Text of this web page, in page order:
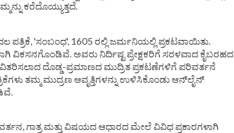
ಕರೆದೊಯ್ಯುತ್ತದೆ.
ಪತ್ರಿಕೆ, 'ಸಂಬಂಧ', 1605 ರಲ್ಲಿ ಜರ್ಮನಿಯಲ್ಲಿ ಪ್ರಕಟವಾಯಿತು.
ವಿಕಸನಗೊಂಡಿವೆ. ಅವರು ನಿರ್ದಿಷ್ಟ ಪ್ರೇಕ್ಷಕರಿಗೆ ಸರಳವಾದ ಕೈಬರಹದ
ದೊಡ್ಡ-ಪ್ರಮಾಣದ ಮುದ್ರಿತ ಪ್ರಕಟಣೆಗಳಿಗೆ ಪರಿವರ್ತನೆ
ತಮ್ಮ ಮುದ್ರಣ ಆವೃತ್ತಿಗಳನ್ನು ಉಳಿಸಿಕೊಂಡು ಆನ್‌ಲೈನ್
ಗಾತ್ರ ಮತ್ತು ವಿಷಯದ ಆಧಾರದ ಮೇಲೆ ವಿವಿಧ ಪ್ರಕಾರಗಳಾಗಿ